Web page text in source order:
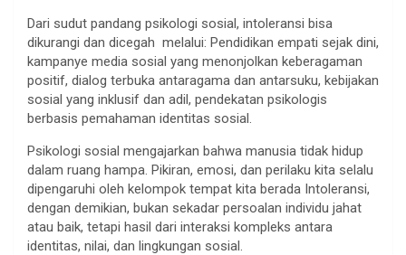
Dari sudut pandang psikologi sosial, intoleransi bisa
dikurangi dan dicegah melalui: Pendidikan empati sejak dini,
kampanye media sosial yang menonjolkan keberagaman
positif, dialog terbuka antaragama dan antarsuku, kebijakan
sosial yang inklusif dan adil, pendekatan psikologis
berbasis pemahaman identitas sosial.
Psikologi sosial mengajarkan bahwa manusia tidak hidup
dalam ruang hampa. Pikiran, emosi, dan perilaku kita selalu
dipengaruhi oleh kelompok tempat kita berada Intoleransi,
dengan demikian, bukan sekadar persoalan individu jahat
atau baik, tetapi hasil dari interaksi kompleks antara
identitas, nilai, dan lingkungan sosial.